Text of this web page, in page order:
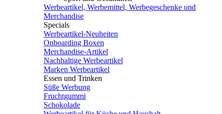
Werbeartikel, Werbemittel, Werbegeschenke und
Merchandise
Specials
Werbeartikel-Neuheiten
Onboarding Boxen
Merchandise-Artikel
Nachhaltige Werbeartikel
Marken Werbeartikel
Essen und Trinken
Süße Werbung
Fruchtgummi
Schokolade